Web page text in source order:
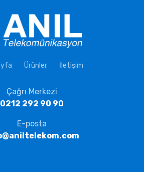
Ürünler İletişim
Çağrı Merkezi
0212 292 90 90
E-posta